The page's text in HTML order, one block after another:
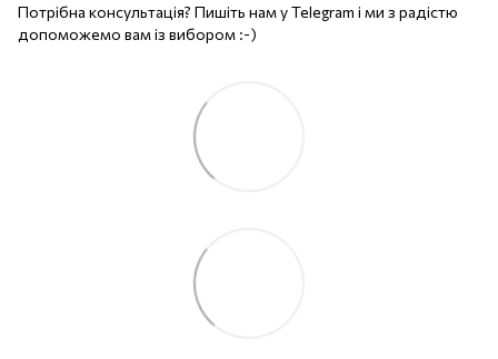
Потрібна консультація? Пишіть нам у Telegram і ми з радістю
допоможемо вам із вибором :-)